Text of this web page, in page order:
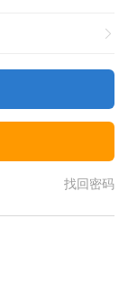
找回密码